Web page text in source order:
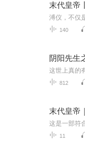
末代皇帝
140
阴阳先生
这世上真的
812
末代皇帝
11